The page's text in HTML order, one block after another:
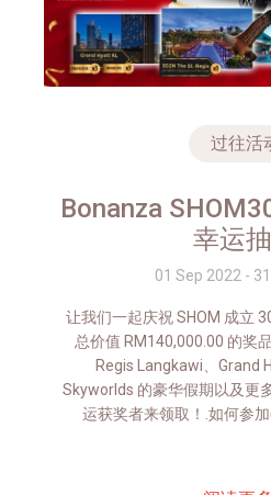
过往活
Bonanza
幸运
01 Sep 2022 -
让我们一起庆祝 SHOM 成立
总价值 RM140,000.00 的奖
Regis Langkawi、Grand
Skyworlds 的豪华假期以及更
运获奖者来领取！.如何参